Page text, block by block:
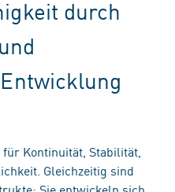
durch
Kontinuität, Stabilität,
Gleichzeitig sind
Sie entwickeln sich